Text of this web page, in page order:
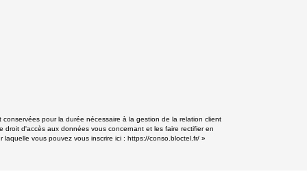
pour la durée nécessaire à la gestion de la relation client
d'accès aux données vous concernant et les faire rectifier en
laquelle vous pouvez vous inscrire ici : https://conso.bloctel.fr/»